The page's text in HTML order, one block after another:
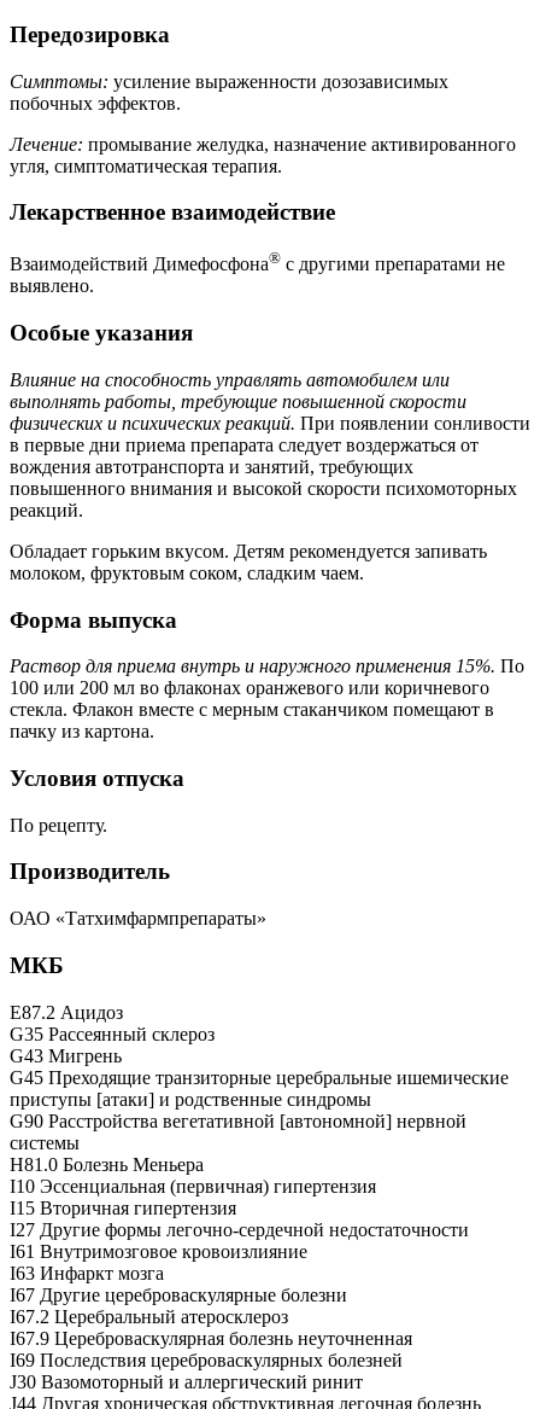
Передозировка
Симптомы: усиление выраженности дозозависимых
побочных эффектов.
Лечение: промывание желудка, назначение активированного
угля, симптоматическая терапия.
Лекарственное взаимодействие
Взаимодействий Димефосфона® с другими препаратами не
выявлено.
Особые указания
Влияние на способность управлять автомобилем или
выполнять работы, требующие повышенной скорости
физических и психических реакций. При появлении сонливости
в первые дни приема препарата следует воздержаться от
вождения автотранспорта и занятий, требующих
повышенного внимания и высокой скорости психомоторных
реакций.
Обладает горьким вкусом. Детям рекомендуется запивать
молоком, фруктовым соком, сладким чаем.
Форма выпуска
Раствор для приема внутрь и наружного применения 15%. По
100 или 200 мл во флаконах оранжевого или коричневого
стекла. Флакон вместе с мерным стаканчиком помещают в
пачку из картона.
Условия отпуска
По рецепту.
Производитель
ОАО «Татхимфармпрепараты»
МКБ
E87.2 Ацидоз
G35 Рассеянный склероз
G43 Мигрень
G45 Преходящие транзиторные церебральные ишемические
приступы [атаки] и родственные синдромы
G90 Расстройства вегетативной [автономной] нервной
системы
H81.0 Болезнь Меньера
I10 Эссенциальная (первичная) гипертензия
I15 Вторичная гипертензия
I27 Другие формы легочно-сердечной недостаточности
I61 Внутримозговое кровоизлияние
I63 Инфаркт мозга
I67 Другие цереброваскулярные болезни
I67.2 Церебральный атеросклероз
I67.9 Цереброваскулярная болезнь неуточненная
I69 Последствия цереброваскулярных болезней
J30 Вазомоторный и аллергический ринит
J44 Другая хроническая обструктивная легочная болезнь